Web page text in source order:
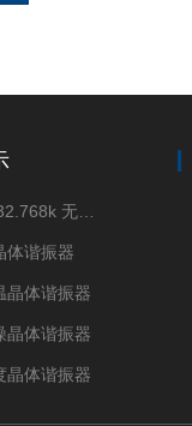
体谐振器
晶体谐振器
晶体谐振器
晶体谐振器